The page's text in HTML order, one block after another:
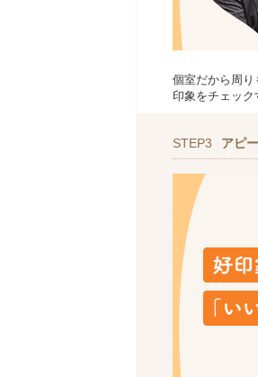
個室だから周
印象をチェッ
STEP3 アピ